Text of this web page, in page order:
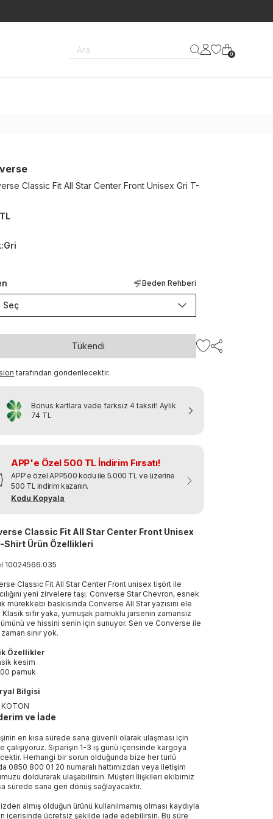
Ara 0
Classic Fit All Star Center Front Unisex Gri T-
:Gri
Beden Rehberi
Seç
Tükendi
tarafından gönderilecektir.
Bonus kartlara vade farksız 4 taksit! Aylık
74 TL
APP'e Özel 500 TL İndirim Fırsatı!
APP'e özel APP500 kodu ile 5.000 TL ve üzerine
500 TL indirim kazanın.
Kodu Kopyala
Classic Fit All Star Center Front Unisex
Shirt Ürün Özellikleri
10024566.035
Classic Fit All Star Center Front unisex tişört ile
yeni zirvelere taşı. Converse Star Chevron, esnek
mürekkebi baskısında Converse All Star yazısını ele
Klasik sıfır yaka, yumuşak pamuklu jarsenin zamansız
ve hissini senin için sunuyor. Sen ve Converse ile
sınır yok.
Özellikler
kesim
pamuk
Bilgisi
KOTON
ve İade
en kısa sürede sana güvenli olarak ulaşması için
çalışıyoruz. Siparişin 1-3 iş günü içerisinde kargoya
Herhangi bir sorun olduğunda bize her türlü
0850 800 01 20 numaralı hattımızdan veya iletişim
doldurarak ulaşabilirsin. Müşteri İlişkileri ekibimiz
sürede sana geri dönüş sağlayacaktır.
almış olduğun ürünü kullanılmamış olması kaydıyla
içerisinde ücretsiz şekilde iade edebilirsin. Bu süre